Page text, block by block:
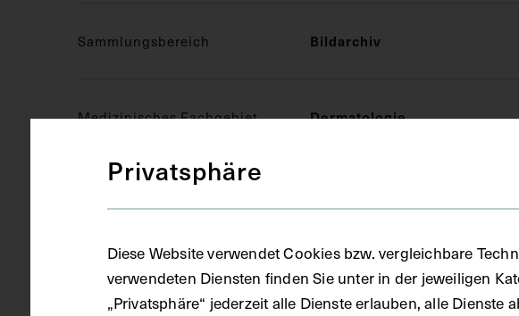
Sammlungsbereich Bildarchiv
Medizinisches Fachgebiet Dermatologie
Privatsphäre
Diese Website verwendet Cookies bzw. vergleichbare
verwendeten Diensten finden Sie unter in der jeweiligen
„Privatsphäre“ jederzeit alle Dienste erlauben, alle